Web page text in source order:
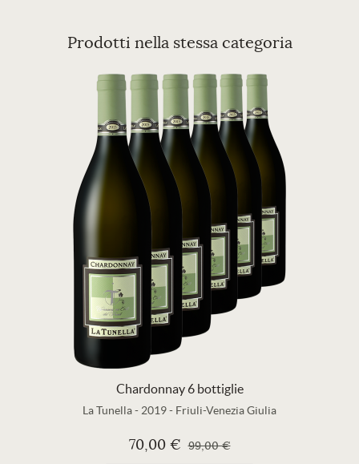
Prodotti nella stessa categoria
Chardonnay 6 bottiglie
La Tunella- 2019- Friuli-Venezia Giulia
70,00 € 99,00 €